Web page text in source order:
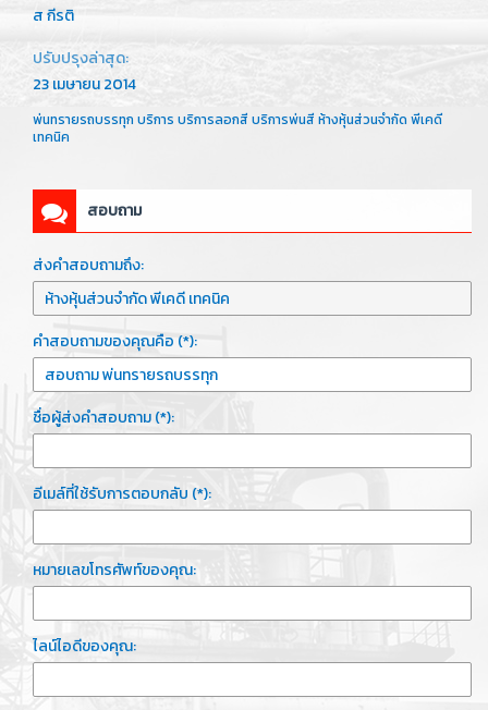
ส กีรติ
ปรับปรุงล่าสุด:
23 เมษายน 2014
พ่นทรายรถบรรทุก บริการ บริการลอกสี บริการพ่นสี ห้างหุ้นส่วนจำกัด พีเคดี
เทคนิค
สอบถาม
ส่งคำสอบถามถึง:
คำสอบถามของคุณคือ (*):
ชื่อผู้ส่งคำสอบถาม (*):
อีเมล์ที่ใช้รับการตอบกลับ (*):
หมายเลขโทรศัพท์ของคุณ:
ไลน์ไอดีของคุณ: